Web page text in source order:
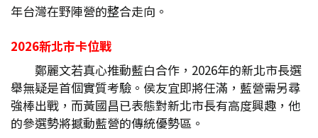
年台灣在野陣營的整合走向。
2026新北市卡位戰
鄭麗文若真心推動藍白合作，2026年的新北市長選
舉無疑是首個實質考驗。侯友宜即將任滿，藍營需另尋
強棒出戰，而黃國昌已表態對新北市長有高度興趣，他
的參選勢將撼動藍營的傳統優勢區。